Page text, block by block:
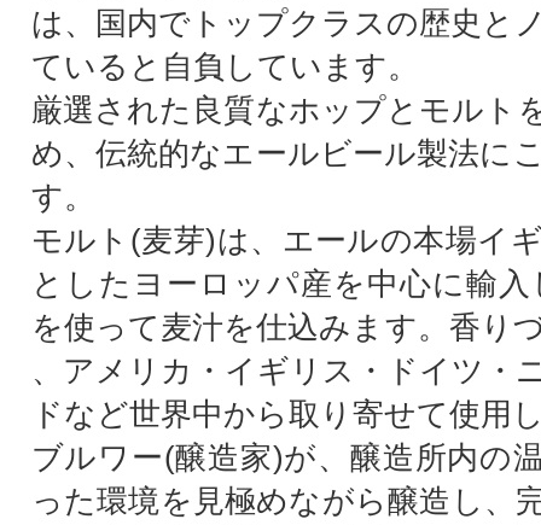
は、国内でトップクラスの歴史と
ていると自負しています。
厳選された良質なホップとモルト
め、伝統的なエールビール製法に
す。
モルト(麦芽)は、エールの本場イ
としたヨーロッパ産を中心に輸入
を使って麦汁を仕込みます。香り
、アメリカ・イギリス・ドイツ・
ドなど世界中から取り寄せて使用
ブルワー(醸造家)が、醸造所内の
った環境を見極めながら醸造し、